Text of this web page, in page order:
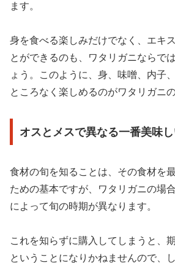
ます。
身を食べる楽しみだけでなく、エキ
とができるのも、ワタリガニならで
ょう。このように、身、味噌、内子
ところなく楽しめるのがワタリガニ
オスとメスで異なる一番美味
食材の旬を知ることは、その食材を
ための基本ですが、ワタリガニの場
によって旬の時期が異なります。
これを知らずに購入してしまうと、
ということになりかねませんので、